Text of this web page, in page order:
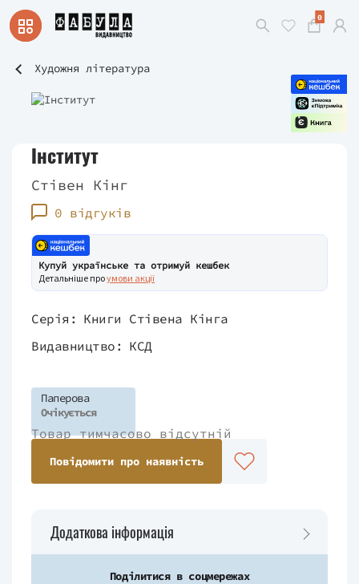
0
Художня література
Інститут
Стівен Кінг
0 відгуків
Купуй українське та отримуй кешбек
Детальніше проумови акції
Серія: Книги Стівена Кінга
Видавництво: КСД
Паперова
Очікується
Товар тимчасово відсутній
Повідомити про наявність
Додаткова інформація
Поділитися в соцмережах